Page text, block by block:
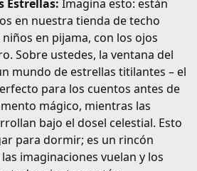
Estrellas: Imagina esto: están
en nuestra tienda de techo
en pijama, con los ojos
Sobre ustedes, la ventana del
mundo de estrellas titilantes – el
para los cuentos antes de
mágico, mientras las
bajo el dosel celestial. Esto
para dormir; es un rincón
imaginaciones vuelan y los